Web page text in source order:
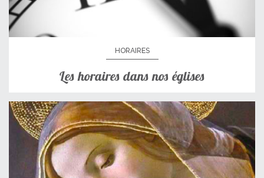
HORAIRES
Les horaires dans nos églises